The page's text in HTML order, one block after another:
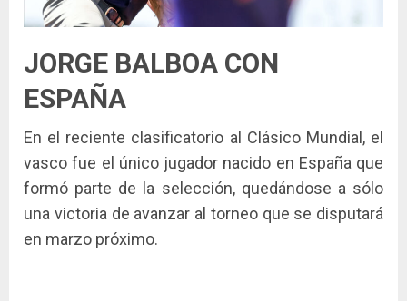
JORGE BALBOA CON
ESPAÑA
En el reciente clasificatorio al Clásico Mundial, el
vasco fue el único jugador nacido en España que
formó parte de la selección, quedándose a sólo
una victoria de avanzar al torneo que se disputará
en marzo próximo.